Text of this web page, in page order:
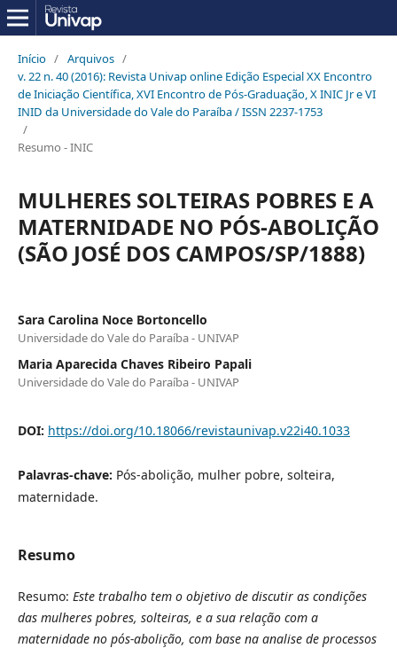
Início / Arquivos /
v. 22 n. 40 (2016): Revista Univap online Edição Especial XX Encontro
de Iniciação Científica, XVI Encontro de Pós-Graduação, X INIC Jr e VI
INID da Universidade do Vale do Paraíba / ISSN 2237-1753
/
Resumo - INIC
MULHERES SOLTEIRAS POBRES E A
MATERNIDADE NO PÓS-ABOLIÇÃO
(SÃO JOSÉ DOS CAMPOS/SP/1888)
Sara Carolina Noce Bortoncello
Universidade do Vale do Paraíba - UNIVAP
Maria Aparecida Chaves Ribeiro Papali
Universidade do Vale do Paraíba - UNIVAP
DOI: https://doi.org/10.18066/revistaunivap.v22i40.1033
Palavras-chave: Pós-abolição, mulher pobre, solteira,
maternidade.
Resumo
Resumo: Este trabalho tem o objetivo de discutir as condições
das mulheres pobres, solteiras, e a sua relação com a
maternidade no pós-abolição, com base na analise de processos